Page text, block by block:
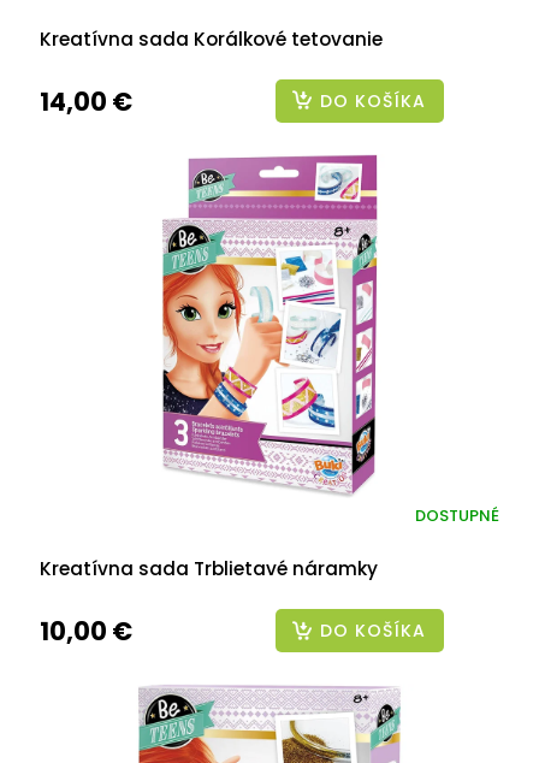
Kreatívna sada Korálkové tetovanie
14,00 € DO KOŠÍKA
Kreatívna sada Trblietavé náramky
DOSTUPNÉ
10,00 € DO KOŠÍKA